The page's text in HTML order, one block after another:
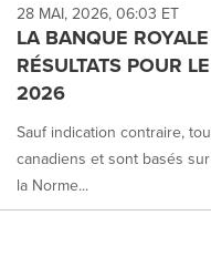
28 MAI, 2026, 06:03 ET
LA BANQUE
RÉSULTATS POUR
2026
Sauf indication contraire,
canadiens et sont basés
la Norme...